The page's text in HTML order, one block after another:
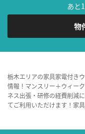
あと
物
栃木エリアの家具家電付き
情報！マンスリー＋ウィー
ネス出張・研修の経費削減
てご利用いただけます！家